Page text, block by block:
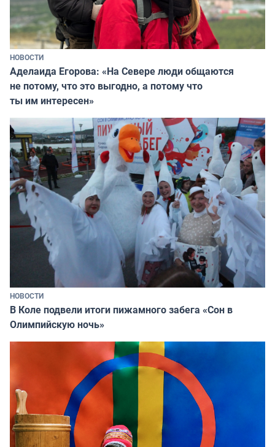
НОВОСТИ
Аделаида Егорова: «На Севере люди общаются
не потому, что это выгодно, а потому что
ты им интересен»
НОВОСТИ
В Коле подвели итоги пижамного забега «Сон в
Олимпийскую ночь»